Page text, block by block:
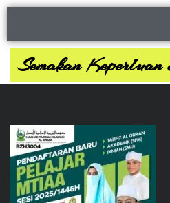
Semakan